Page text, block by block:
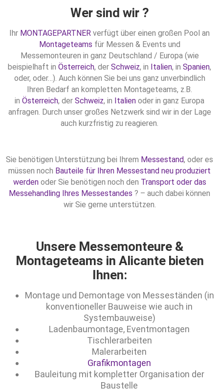
Wer sind wir ?
Ihr MONTAGEPARTNER verfügt über einen großen Pool an
Montageteams für Messen & Events und
Messemonteuren in ganz Deutschland / Europa (wie
beispielhaft in Österreich, der Schweiz, in Italien, in Spanien,
oder, oder…). Auch können Sie bei uns ganz unverbindlich
Ihren Bedarf an kompletten Montageteams, z.B.
in Österreich, der Schweiz, in Italien oder in ganz Europa
anfragen. Durch unser großes Netzwerk sind wir in der Lage
auch kurzfristig zu reagieren.
Sie benötigen Unterstützung bei Ihrem Messestand, oder es
müssen noch Bauteile für Ihren Messestand neu produziert
werdenoder Sie benötigen noch den Transport oder das
Messehandling Ihres Messestandes ? – auch dabei können
wir Sie gerne unterstützen.
Unsere Messemonteure &
Montageteams in Alicante bieten
Ihnen:
Montage und Demontage von Messeständen (in
konventioneller Bauweise wie auch in
Systembauweise)
Ladenbaumontage, Eventmontagen
Tischlerarbeiten
Malerarbeiten
Grafikmontagen
Bauleitung mit kompletter Organisation der
Baustelle